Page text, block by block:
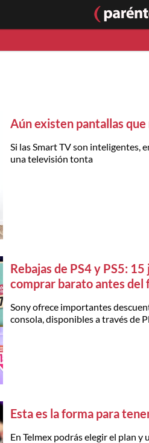
Aún existen pantallas
Si las Smart TV son inteligentes,
una televisión tonta
Rebajas de PS4 y PS5:
comprar barato antes del
Sony ofrece importantes
consola, disponibles a través de
Esta es la forma para
En Telmex podrás elegir el plan